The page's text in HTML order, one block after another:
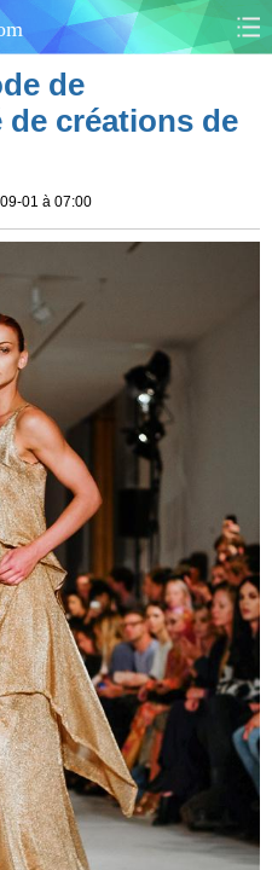
PLANÈTE
DOCUMENTS
PHOTOS
de
créations de
01 à 07:00